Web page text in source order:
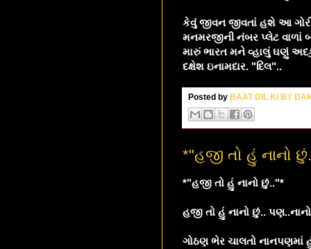
કેવું જીવન જીવતાં હશે આ
મનમરજીની નંબર પ્લેટ વાળાં
મારું ભારત મને વ્હાલું ઘણું
દક્ષેશ ઇનામદાર. "દિલ"..
Posted byBAAT DIL KI BY
*"હજી તો હું નાનો
*"હજી તો હું નાનો છું.."*
હજી તો હું નાનો છું..
ગોઠણ ભેર ચાલતો નાનપણમાં